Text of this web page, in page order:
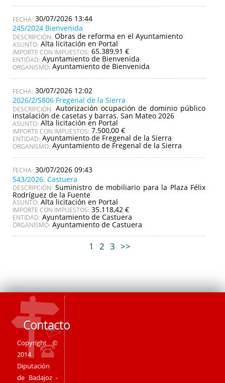
30/07/2026 13:44
245/2024 Bienvenida
DESCRIPCIÓN: Obras de reforma en el Ayuntamiento
ASUNTO: Alta licitación en Portal
IMPORTE CON IMPUESTOS: 65.389,91 €
ENTIDAD: Ayuntamiento de Bienvenida
ORGANISMO: Ayuntamiento de Bienvenida
30/07/2026 12:02
2026/2/S806 Fregenal de la Sierra
DESCRIPCIÓN: Autorización ocupación de dominio público
instalación de casetas y barras. San Mateo 2026
ASUNTO: Alta licitación en Portal
IMPORTE CON IMPUESTOS: 7.500,00 €
ENTIDAD: Ayuntamiento de Fregenal de la Sierra
ORGANISMO: Ayuntamiento de Fregenal de la Sierra
30/07/2026 09:43
543/2026. Castuera
DESCRIPCIÓN: Suministro de mobiliario para la Plaza Félix
Rodríguez de la Fuente
ASUNTO: Alta licitación en Portal
IMPORTE CON IMPUESTOS: 35.118,42 €
ENTIDAD: Ayuntamiento de Castuera
ORGANISMO: Ayuntamiento de Castuera
1 2 3 >>
Contacto
Copyright ©
2014
Diputación
de Badajoz -